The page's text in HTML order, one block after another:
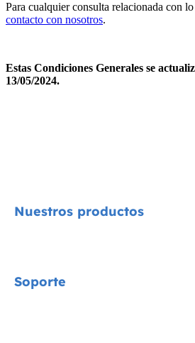
Para cualquier consulta relacionada con
contacto con nosotros.
Estas Condiciones Generales se
13/05/2024.
Nuestros productos
Soporte